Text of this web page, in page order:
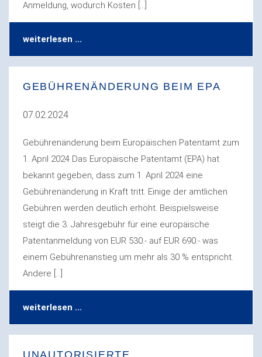
Anmeldung, wodurch Kosten […]
weiterlesen ...
GEBÜHRENÄNDERUNG BEIM EPA
07.02.2024
Gebührenänderung beim Europäischen Patentamt zum
1. April 2024 Das Europäische Patentamt (EPA) hat
bekannt gegeben, dass zum 1. April 2024 eine
Gebührenänderung in Kraft tritt. Einige der amtlichen
Gebühren werden deutlich erhöht. Beispielsweise
steigt die 3. Jahresgebühr für eine europäische
Patentanmeldung von EUR 530.- auf EUR 690.- was
einem Gebührenanstieg um mehr als 30 % entspricht.
Andere […]
weiterlesen ...
UNAUTORISIERTE